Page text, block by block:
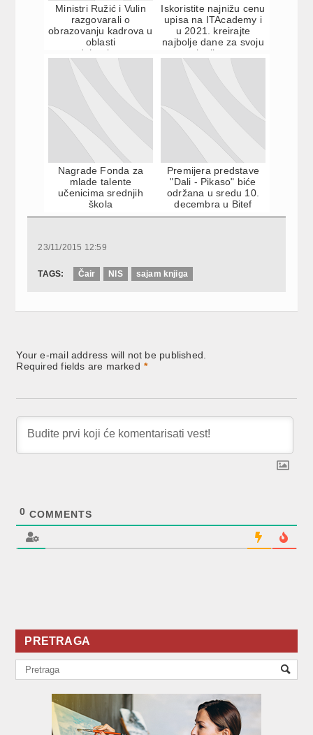
Ministri Ružić i Vulin
razgovarali o
obrazovanju kadrova u
oblasti
vazduhoplovstva
Iskoristite najnižu cenu
upisa na ITAcademy i
u 2021. kreirajte
najbolje dane za svoju
karijeru
Nagrade Fonda za
mlade talente
učenicima srednjih
škola
Premijera predstave
"Dali - Pikaso" biće
održana u sredu 10.
decembra u Bitef
teatru.
23/11/2015 12:59
TAGS: Čair NIS sajam knjiga
Your e-mail address will not be published.
Required fields are marked *
0 COMMENTS
PRETRAGA